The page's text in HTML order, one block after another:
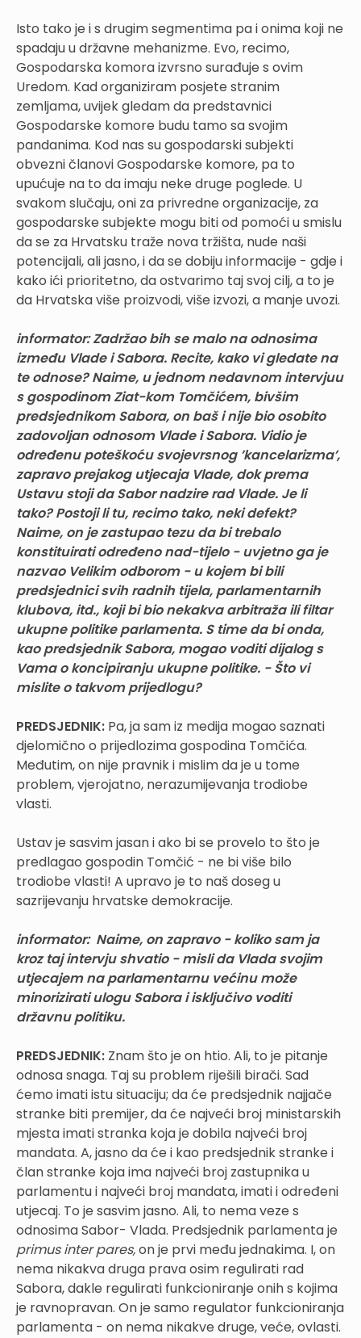
Isto tako je i s drugim segmentima pa i onima koji ne
spadaju u državne mehanizme. Evo, recimo,
Gospodarska komora izvrsno surađuje s ovim
Uredom. Kad organiziram posjete stranim
zemljama, uvijek gledam da predstavnici
Gospodarske komore budu tamo sa svojim
pandanima. Kod nas su gospodarski subjekti
obvezni članovi Gospodarske komore, pa to
upućuje na to da imaju neke druge poglede. U
svakom slučaju, oni za privredne organizacije, za
gospodarske subjekte mogu biti od pomoći u smislu
da se za Hrvatsku traže nova tržišta, nude naši
potencijali, ali jasno, i da se dobiju informacije - gdje i
kako ići prioritetno, da ostvarimo taj svoj cilj, a to je
da Hrvatska više proizvodi, više izvozi, a manje uvozi.
informator: Zadržao bih se malo na odnosima
između Vlade i Sabora. Recite, kako vi gledate na
te odnose? Naime, u jednom nedavnom intervjuu
s gospodinom Ziat-kom Tomčićem, bivšim
predsjednikom Sabora, on baš i nije bio osobito
zadovoljan odnosom Vlade i Sabora. Vidio je
određenu poteškoću svojevrsnog ’kancelarizma’,
zapravo prejakog utjecaja Vlade, dok prema
Ustavu stoji da Sabor nadzire rad Vlade. Je li
tako? Postoji li tu, recimo tako, neki defekt?
Naime, on je zastupao tezu da bi trebalo
konstituirati određeno nad-tijelo - uvjetno ga je
nazvao Velikim odborom - u kojem bi bili
predsjednici svih radnih tijela, parlamentarnih
klubova, itd., koji bi bio nekakva arbitraža ili filtar
ukupne politike parlamenta. S time da bi onda,
kao predsjednik Sabora, mogao voditi dijalog s
Vama o koncipiranju ukupne politike. - Što vi
mislite o takvom prijedlogu?
PREDSJEDNIK: Pa, ja sam iz medija mogao saznati
djelomično o prijedlozima gospodina Tomčića.
Međutim, on nije pravnik i mislim da je u tome
problem, vjerojatno, nerazumijevanja trodiobe
vlasti.
Ustav je sasvim jasan i ako bi se provelo to što je
predlagao gospodin Tomčić - ne bi više bilo
trodiobe vlasti! A upravo je to naš doseg u
sazrijevanju hrvatske demokracije.
informator: Naime, on zapravo - koliko sam ja
kroz taj intervju shvatio - misli da Vlada svojim
utjecajem na parlamentarnu većinu može
minorizirati ulogu Sabora i isključivo voditi
državnu politiku.
PREDSJEDNIK: Znam što je on htio. Ali, to je pitanje
odnosa snaga. Taj su problem riješili birači. Sad
ćemo imati istu situaciju; da će predsjednik najjače
stranke biti premijer, da će najveći broj ministarskih
mjesta imati stranka koja je dobila najveći broj
mandata. A, jasno da će i kao predsjednik stranke i
član stranke koja ima najveći broj zastupnika u
parlamentu i najveći broj mandata, imati i određeni
utjecaj. To je sasvim jasno. Ali, to nema veze s
odnosima Sabor- Vlada. Predsjednik parlamenta je
primus inter pares,on je prvi među jednakima. I, on
nema nikakva druga prava osim regulirati rad
Sabora, dakle regulirati funkcioniranje onih s kojima
je ravnopravan. On je samo regulator funkcioniranja
parlamenta - on nema nikakve druge, veće, ovlasti.